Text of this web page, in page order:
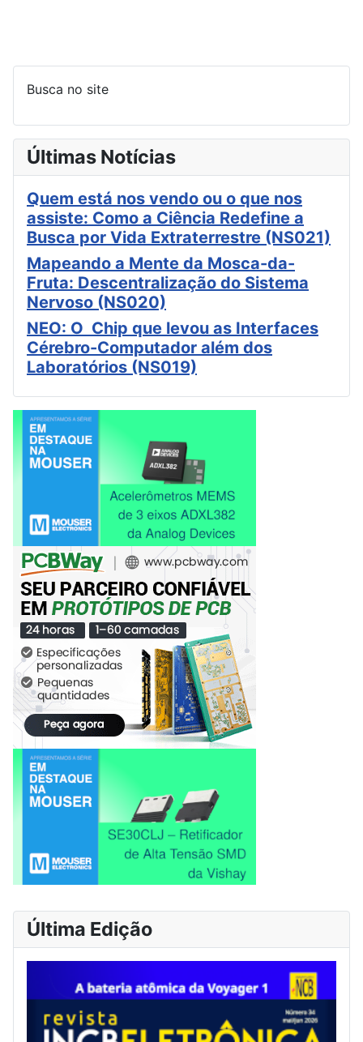
Busca no site
Últimas Notícias
Quem está nos vendo ou o que nos
assiste: Como a Ciência Redefine a
Busca por Vida Extraterrestre (NS021)
Mapeando a Mente da Mosca-da-
Fruta: Descentralização do Sistema
Nervoso (NS020)
NEO: O Chip que levou as Interfaces
Cérebro-Computador além dos
Laboratórios (NS019)
Última Edição